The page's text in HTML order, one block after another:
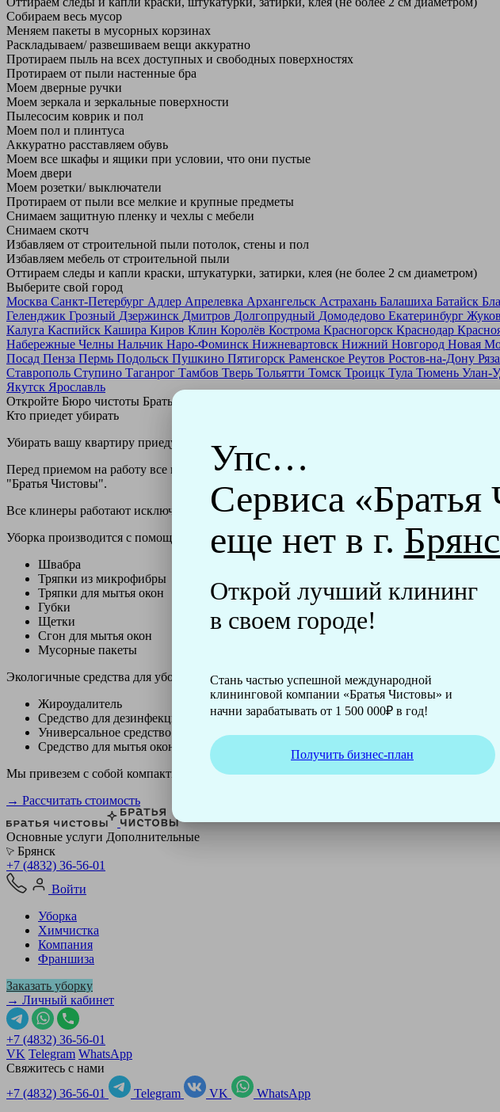
Упс…
Сервиса «Братья
еще нет в г.
Открой лучший клининг
в своем городе!
Стань частью успешной международной
клининговой компании «Братья Чистовы» и
начни зарабатывать от 1 500 000₽ в год!
Получить бизнес-план
Собираем весь мусор
Меняем пакеты в мусорных корзинах
Раскладываем/ развешиваем вещи аккуратно
Протираем пыль на всех доступных и свободных поверхностях
Протираем от пыли настенные бра
Моем дверные ручки
Моем зеркала и зеркальные поверхности
Пылесосим коврик и пол
Моем пол и плинтуса
Аккуратно расставляем обувь
Моем все шкафы и ящики при условии, что они пустые
Моем двери
Моем розетки/ выключатели
Протираем от пыли все мелкие и крупные предметы
Снимаем защитную пленку и чехлы с мебели
Снимаем скотч
Избавляем от строительной пыли потолок, стены и пол
Избавляем мебель от строительной пыли
Оттираем следы и капли краски, штукатурки, затирки, клея (не более 2 см диаметром)
Выберите свой город
Москва Санкт-Петербург Адлер Апрелевка Архангельск Астрахань Балашиха Батайск
Геленджик Грозный Дзержинск Дмитров Долгопрудный Домодедово Екатеринбург
Калуга Каспийск Кашира Киров Клин Королёв Кострома Красногорск Краснодар
Набережные Челны Нальчик Наро-Фоминск Нижневартовск Нижний Новгород Новая
Посад Пенза Пермь Подольск Пушкино Пятигорск Раменское Реутов Ростов-на-Дону
Ставрополь Ступино Таганрог Тамбов Тверь Тольятти Томск Троицк Тула Тюмень Улан-
Якутск Ярославль
Откройте Бюро чистоты Братьев Чистовых в своем городе по
Кто приедет убирать
Убирать вашу квартиру приедут профессионально обученные клинеры - русские девушки,
Перед приемом на работу все клинеры проходят аттестацию в нашем обучающем центре,
"Братья Чистовы".
Все клинеры работают исключительно в форме с логотипом компании "Братья Чистовы".
Уборка производится с помощью профессиональных технических и химический
Швабра
Тряпки из микрофибры
Тряпки для мытья окон
Губки
Щетки
Сгон для мытья окон
Мусорные пакеты
Экологичные средства для уборки немецкой марки Kiehl:
Жироудалитель
Средство для дезинфекции
Универсальное средство
Средство для мытья окон
Мы привезем с собой компактный профессиональный пылесос фирмы Soteco, а также
→ Рассчитать стоимость
Основные услуги Дополнительные
Брянск
+7 (4832) 36-56-01
Войти
Уборка
Химчистка
Компания
Франшиза
Заказать уборку
→ Личный кабинет
+7 (4832) 36-56-01
VK Telegram WhatsApp
Свяжитесь с нами
+7 (4832) 36-56-01
Telegram VK WhatsApp